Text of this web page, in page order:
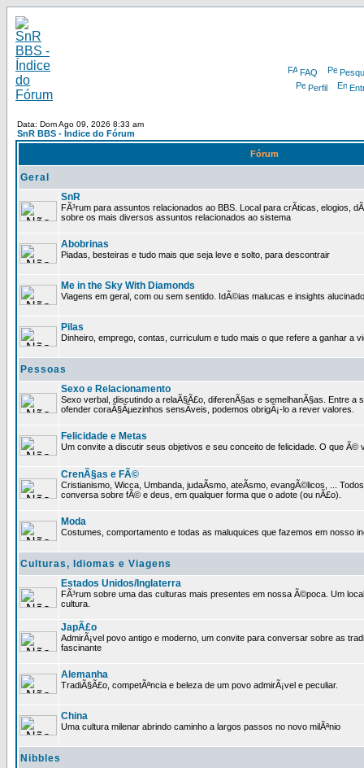
FAQ
Perfil
Data: Dom Ago 09, 2026 8:33 am
SnR BBS - Índice do Fórum
Fórum
Geral
SnR
FÃ³rum para assuntos relacionados ao BBS. Local para crÃ­ticas, elogios,
sobre os mais diversos assuntos relacionados ao sistema
Abobrinas
Piadas, besteiras e tudo mais que seja leve e solto, para descontrair
Me in the Sky With Diamonds
Viagens em geral, com ou sem sentido. IdÃ©ias malucas e insights
Pilas
Dinheiro, emprego, contas, curriculum e tudo mais o que refere a ganhar a
Pessoas
Sexo e Relacionamento
Sexo verbal, discutindo a relaÃ§Ã£o, diferenÃ§as e semelhanÃ§as. Entre a
ofender coraÃ§Ãµezinhos sensÃ­veis, podemos obrigÃ¡-lo a rever valores.
Felicidade e Metas
Um convite a discutir seus objetivos e seu conceito de felicidade. O que Ã©
CrenÃ§as e FÃ©
Cristianismo, Wicca, Umbanda, judaÃ­smo, ateÃ­smo, evangÃ©licos, ...
conversa sobre fÃ© e deus, em qualquer forma que o adote (ou nÃ£o).
Moda
Costumes, comportamento e todas as maluquices que fazemos em nosso
Culturas, Idiomas e Viagens
Estados Unidos/Inglaterra
FÃ³rum sobre uma das culturas mais presentes em nossa Ã©poca. Um
cultura.
JapÃ£o
AdmirÃ¡vel povo antigo e moderno, um convite para conversar sobre as
fascinante
Alemanha
TradiÃ§Ã£o, competÃªncia e beleza de um povo admirÃ¡vel e peculiar.
China
Uma cultura milenar abrindo caminho a largos passos no novo milÃªnio
Nibbles